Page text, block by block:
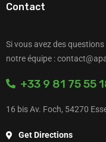
Contact
Si vous avez des
notre équipe :
+33 9 81 75 55
16 bis Av. Foch, 54270
Get Directions